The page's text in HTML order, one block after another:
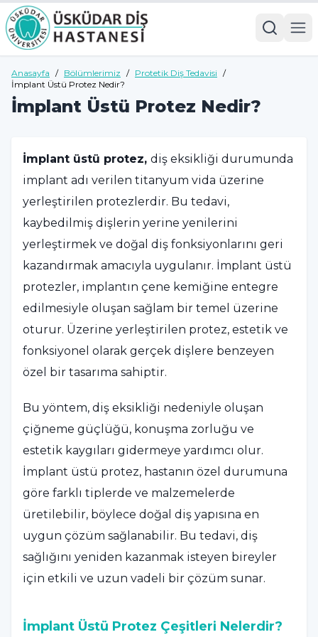
Anasayfa / Bölümlerimiz / Protetik Diş Tedavisi /
İmplant Üstü Protez Nedir?
İmplant Üstü Protez Nedir?
İmplant üstü protez, diş eksikliği durumunda
implant adı verilen titanyum vida üzerine
yerleştirilen protezlerdir. Bu tedavi,
kaybedilmiş dişlerin yerine yenilerini
yerleştirmek ve doğal diş fonksiyonlarını geri
kazandırmak amacıyla uygulanır. İmplant üstü
protezler, implantın çene kemiğine entegre
edilmesiyle oluşan sağlam bir temel üzerine
oturur. Üzerine yerleştirilen protez, estetik ve
fonksiyonel olarak gerçek dişlere benzeyen
özel bir tasarıma sahiptir.
Bu yöntem, diş eksikliği nedeniyle oluşan
çiğneme güçlüğü, konuşma zorluğu ve
estetik kaygıları gidermeye yardımcı olur.
İmplant üstü protez, hastanın özel durumuna
göre farklı tiplerde ve malzemelerde
üretilebilir, böylece doğal diş yapısına en
uygun çözüm sağlanabilir. Bu tedavi, diş
sağlığını yeniden kazanmak isteyen bireyler
için etkili ve uzun vadeli bir çözüm sunar.
İmplant Üstü Protez Çeşitleri Nelerdir?